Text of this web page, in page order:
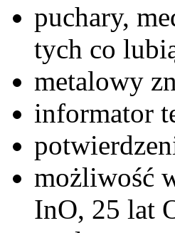
puchary,
tych co
metalowy
informator
możliwość
InO, 25 lat